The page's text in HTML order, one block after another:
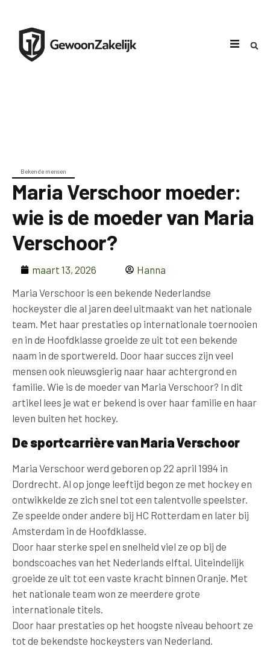
Bekende mensen
Maria Verschoor moeder:
wie is de moeder van Maria
Verschoor?
maart 13, 2026
Hanna
Maria Verschoor is een bekende Nederlandse
hockeyster die al jaren deel uitmaakt van het nationale
team. Met haar prestaties op internationale toernooien
en in de Hoofdklasse groeide ze uit tot een bekende
naam in de sportwereld. Door haar succes zijn veel
mensen ook nieuwsgierig naar haar achtergrond en
familie. Wie is de moeder van Maria Verschoor? In dit
artikel lees je wat er bekend is over haar familie en haar
leven buiten het hockey.
De sportcarrière van Maria Verschoor
Maria Verschoor werd geboren op 22 april 1994 in
Dordrecht. Al op jonge leeftijd begon ze met hockey en
ontwikkelde ze zich snel tot een talentvolle speelster.
Ze speelde onder andere bij HC Rotterdam en later bij
Amsterdam in de Hoofdklasse.
Door haar sterke spel en snelheid viel ze op bij de
bondscoaches van het Nederlands elftal. Uiteindelijk
groeide ze uit tot een vaste kracht binnen Oranje. Met
het nationale team won ze meerdere grote
internationale titels.
Door haar prestaties op het hoogste niveau behoort ze
tot de bekendste hockeysters van Nederland.